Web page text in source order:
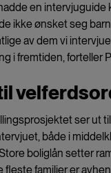
en intervjuguide
ikke ønsket seg
av dem vi
i fremtiden, forteller
ser ut
både i
boliglån setter
fleste familier er